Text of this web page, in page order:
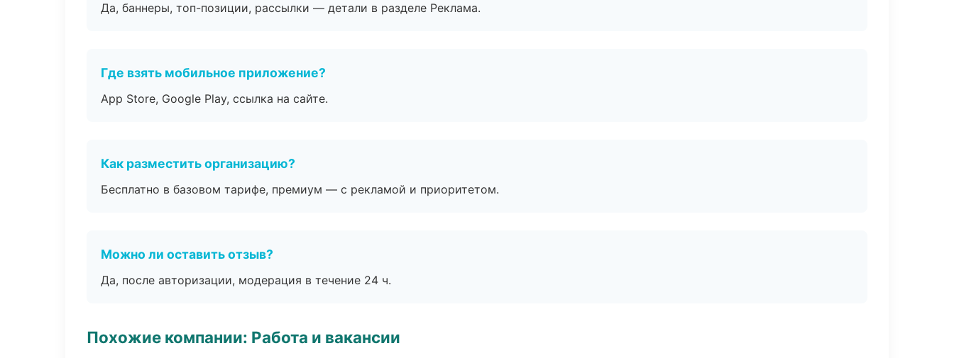
Да, баннеры, топ-позиции, рассылки — детали в разделе Реклама.
Где взять мобильное приложение?
App Store, Google Play, ссылка на сайте.
Как разместить организацию?
Бесплатно в базовом тарифе, премиум — с рекламой и приоритетом.
Можно ли оставить отзыв?
Да, после авторизации, модерация в течение 24 ч.
Похожие компании: Работа и вакансии